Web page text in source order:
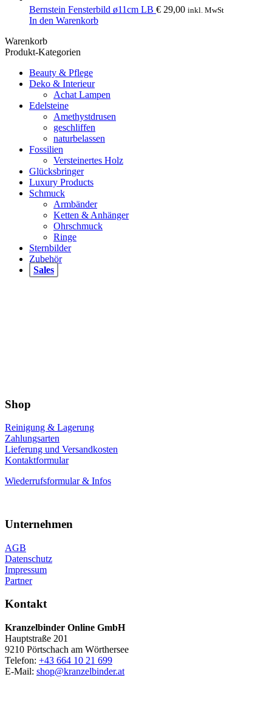
Bernstein Fensterbild ø11cm LB € 29,00 inkl. MwSt
In den Warenkorb
Warenkorb
Produkt-Kategorien
Beauty & Pflege
Deko & Interieur
Achat Lampen
Edelsteine
Amethystdrusen
geschliffen
naturbelassen
Fossilien
Versteinertes Holz
Glücksbringer
Luxury Products
Schmuck
Armbänder
Ketten & Anhänger
Ohrschmuck
Ringe
Sternbilder
Zubehör
Sales
Shop
Reinigung & Lagerung
Zahlungsarten
Lieferung und Versandkosten
Kontaktformular
Wiederrufsformular & Infos
Unternehmen
AGB
Datenschutz
Impressum
Partner
Kontakt
Kranzelbinder Online GmbH
Hauptstraße 201
9210 Pörtschach am Wörthersee
Telefon: +43 664 10 21 699
E-Mail: shop@kranzelbinder.at